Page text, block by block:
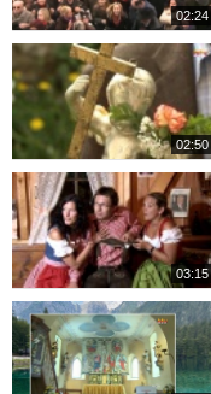
02:24
02:50
03:15